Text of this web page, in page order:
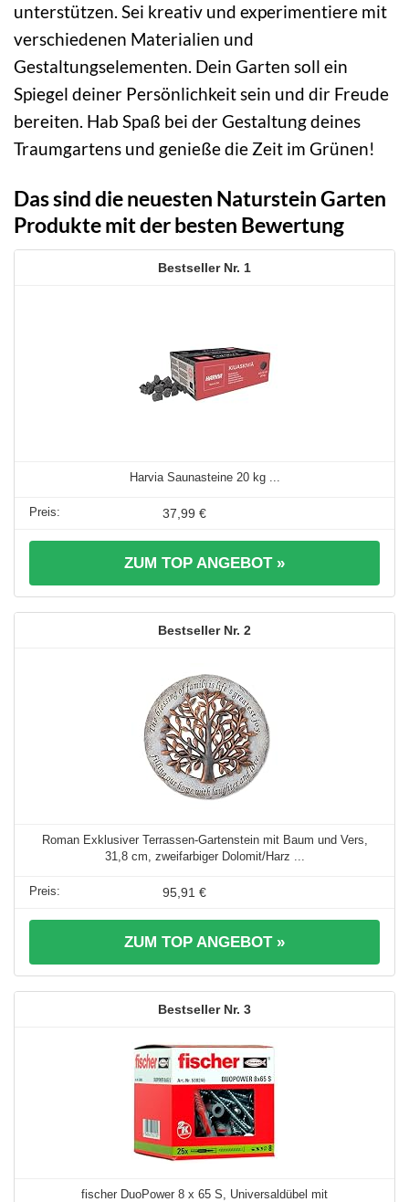
unterstützen. Sei kreativ und experimentiere mit
verschiedenen Materialien und
Gestaltungselementen. Dein Garten soll ein
Spiegel deiner Persönlichkeit sein und dir Freude
bereiten. Hab Spaß bei der Gestaltung deines
Traumgartens und genieße die Zeit im Grünen!
Das sind die neuesten Naturstein Garten
Produkte mit der besten Bewertung
1
Harvia Saunasteine 20 kg ...
37,99 €
ZUM TOP ANGEBOT »
2
Roman Exklusiver Terrassen-Gartenstein mit Baum und Vers,
31,8 cm, zweifarbiger Dolomit/Harz ...
95,91 €
ZUM TOP ANGEBOT »
3
fischer DuoPower 8 x 65 S, Universaldübel mit